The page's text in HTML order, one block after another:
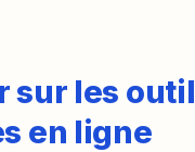
sur les
en ligne